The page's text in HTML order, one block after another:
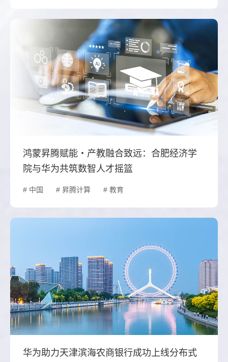
鸿蒙昇腾赋能・产教融合致远：合肥经济学
院与华为共筑数智人才摇篮
# 中国 # 昇腾计算 # 教育
华为助力天津滨海农商银行成功上线分布式